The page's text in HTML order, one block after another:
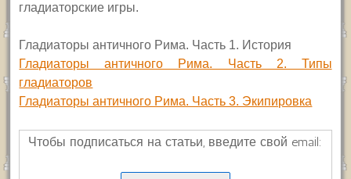
гладиаторские игры.
Гладиаторы античного Рима. Часть 1. История
Гладиаторы античного Рима. Часть 2. Типы
гладиаторов
Гладиаторы античного Рима. Часть 3. Экипировка
Чтобы подписаться на статьи, введите свой email: